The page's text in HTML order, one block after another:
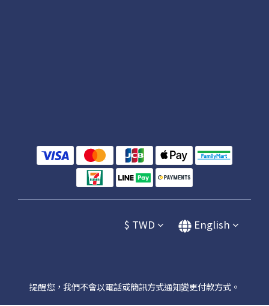
$ TWD English
提醒您，我們不會以電話或簡訊方式通知變更付款方式。